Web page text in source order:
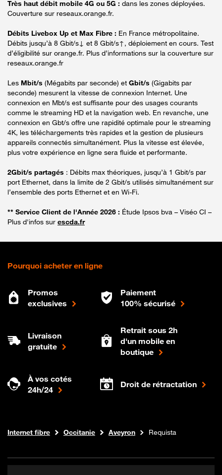
Très haut débit mobile 4G ou 5G : dans les zones déployées.
Couverture sur reseaux.orange.fr.
Débits Livebox Up et Max Fibre : En France métropolitaine.
Débits jusqu’à 8 Gbit/s↓ et 8 Gbit/s↑, déploiement en cours. Test
d’éligibilité sur orange.fr. Plus d’informations sur la couverture sur
reseaux.orange.fr
Les Mbit/s (Mégabits par seconde) et Gbit/s (Gigabits par
seconde) mesurent la vitesse de connexion Internet. Une
connexion en Mbt/s est suffisante pour des usages courants
comme le streaming HD et la navigation web. En revanche, une
connexion en Gbt/s offre une rapidité optimale pour le streaming
4K, les téléchargements très rapides et la gestion de plusieurs
appareils connectés simultanément. Plus la vitesse est élevée,
plus votre expérience en ligne sera fluide et performante.
2Gbit/s partagés : Débits max théoriques, jusqu’à 1 Gbit/s par
port Ethernet, dans la limite de 2 Gbit/s utilisés simultanément sur
l’ensemble des ports Ethernet et en Wi-Fi.
** Service Client de l'Année 2026 : Étude Ipsos bva – Viséo CI –
Plus d'infos sur escda.fr
Pourquoi acheter en ligne
Promos
exclusives
Paiement
100% sécurisé
Livraison
gratuite
Retrait sous 2h
d'un mobile en
boutique
À vos cotés
24h/24
Droit de rétractation
Boutique Orange
Internet fibre Occitanie Aveyron Requista